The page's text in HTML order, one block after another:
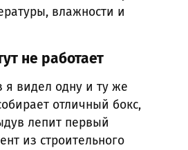
влажности и
не работает
я видел одну и ту же
отличный бокс,
лепит первый
из строительного